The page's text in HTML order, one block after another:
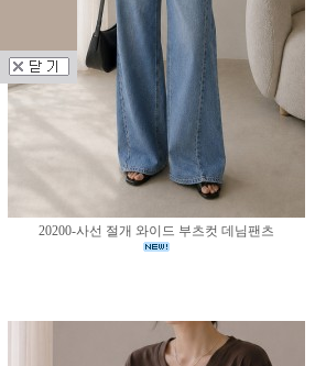
20200-사선 절개 와이드 부츠컷 데님팬츠